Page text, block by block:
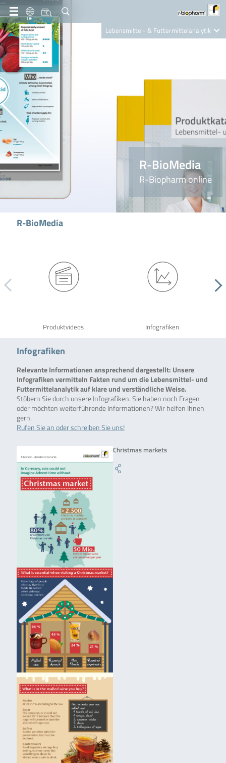
DE
Lebensmittel- & Futtermittelanalytik
Nutrition Care
R-BioMedia
R-Biopharm online
R-BioMedia
Produktvideos Infografiken
Infografiken
Relevante Informationen ansprechend dargestellt: Unsere
Infografiken vermitteln Fakten rund um die Lebensmittel- und
Futtermittelanalytik auf klare und verständliche Weise.
Stöbern Sie durch unsere Infografiken. Sie haben noch Fragen
oder möchten weiterführende Informationen? Wir helfen Ihnen
gern.
Rufen Sie an oder schreiben Sie uns!
Christmas markets